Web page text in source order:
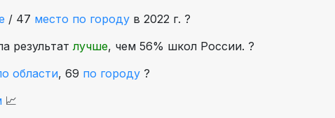
/ 47 место по городу в 2022 г. ?
результатлучше, чем 56% школ России. ?
области, 69 по городу ?
📈